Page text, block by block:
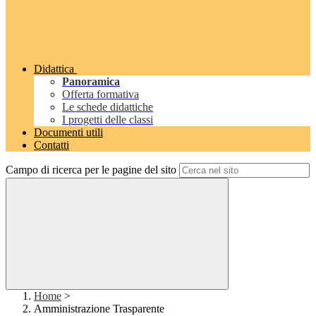
Didattica
Panoramica
Offerta formativa
Le schede didattiche
I progetti delle classi
Documenti utili
Contatti
Campo di ricerca per le pagine del sito
Home >
Amministrazione Trasparente